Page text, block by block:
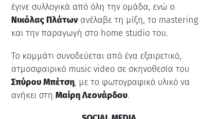
έγινε συλλογικά από όλη την ομάδα, ενώ ο
Νικόλας Πλάτωνανέλαβε τη μίξη, το mastering
και την παραγωγή στο home studio του.
Το κομμάτι συνοδεύεται από ένα εξαιρετικό,
ατμοσφαιρικό music video σε σκηνοθεσία του
Σπύρου Μπέτση, με το φωτογραφικό υλικό να
ανήκει στη Μαίρη Λεονάρδου.